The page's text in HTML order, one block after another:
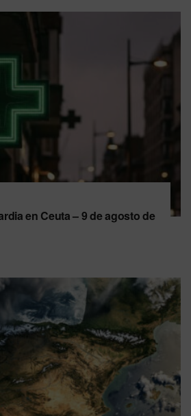
en Ceuta – 9 de agosto de